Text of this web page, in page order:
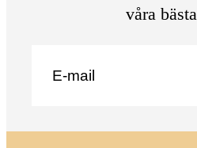
våra